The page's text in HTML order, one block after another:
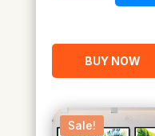
BUY NOW
Sale!